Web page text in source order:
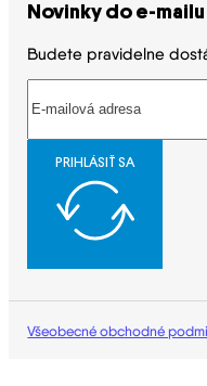
Novinky do e-mailu
Budete pravidelne
PRIHLÁSIŤ SA
Všeobecné obchodné